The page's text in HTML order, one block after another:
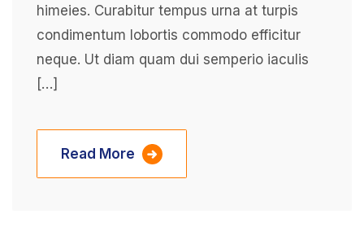
himeies. Curabitur tempus urna at turpis
condimentum lobortis commodo efficitur
neque. Ut diam quam dui semperio iaculis
[…]
Read More